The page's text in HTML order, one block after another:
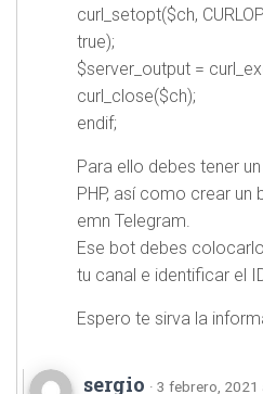
curl_setopt($ch,
true);
$server_output =
curl_close($ch);
endif;
Para ello debes tener
PHP, así como crear
emn Telegram.
Ese bot debes
tu canal e identificar el
Espero te sirva la
sergio · 3 febrero, 2021